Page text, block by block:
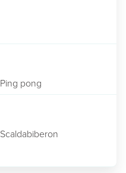
Ping pong
Scaldabiberon